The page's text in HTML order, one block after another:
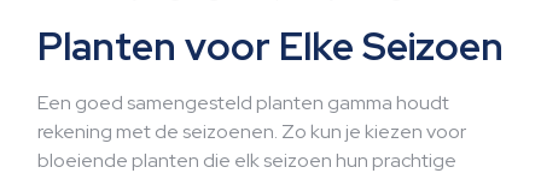
Planten voor Elke Seizoen
Een goed samengesteld planten gamma houdt
rekening met de seizoenen. Zo kun je kiezen voor
bloeiende planten die elk seizoen hun prachtige